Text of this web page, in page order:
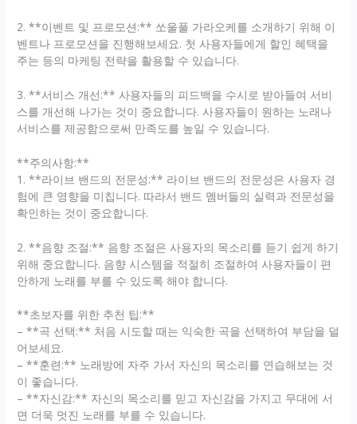
2. **이벤트 및 프로모션:** 쏘울풀 가라오케를 소개하기 위해 이
벤트나 프로모션을 진행해보세요. 첫 사용자들에게 할인 혜택을
주는 등의 마케팅 전략을 활용할 수 있습니다.
3. **서비스 개선:** 사용자들의 피드백을 수시로 받아들여 서비
스를 개선해 나가는 것이 중요합니다. 사용자들이 원하는 노래나
서비스를 제공함으로써 만족도를 높일 수 있습니다.
**주의사항:**
1. **라이브 밴드의 전문성:** 라이브 밴드의 전문성은 사용자 경
험에 큰 영향을 미칩니다. 따라서 밴드 멤버들의 실력과 전문성을
확인하는 것이 중요합니다.
2. **음향 조절:** 음향 조절은 사용자의 목소리를 듣기 쉽게 하기
위해 중요합니다. 음향 시스템을 적절히 조절하여 사용자들이 편
안하게 노래를 부를 수 있도록 해야 합니다.
**초보자를 위한 추천 팁:**
– **곡 선택:** 처음 시도할 때는 익숙한 곡을 선택하여 부담을 덜
어보세요.
– **훈련:** 노래방에 자주 가서 자신의 목소리를 연습해보는 것
이 좋습니다.
– **자신감:** 자신의 목소리를 믿고 자신감을 가지고 무대에 서
면 더욱 멋진 노래를 부를 수 있습니다.